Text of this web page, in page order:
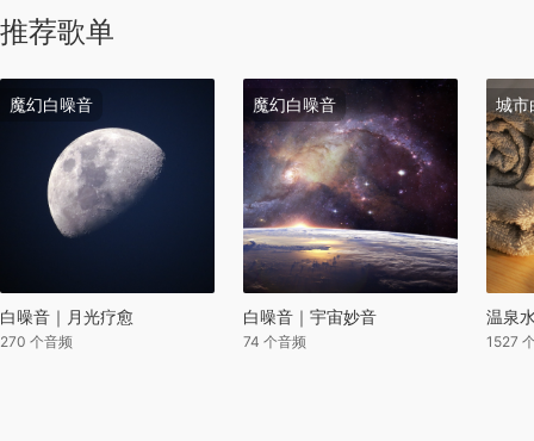
推荐歌单
魔幻白噪音
白噪音｜月光疗愈
270 个音频
魔幻白噪音
白噪音｜宇宙妙音
74 个音频
城市
温泉
1527